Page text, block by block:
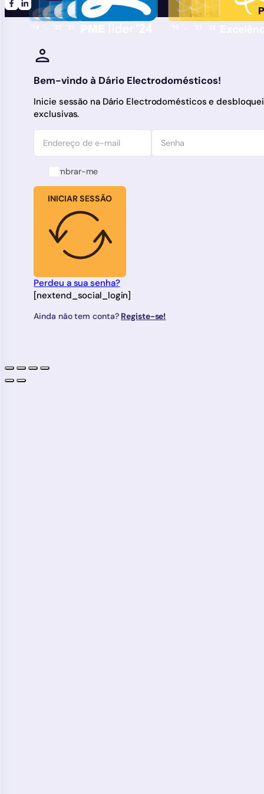
Siga-nos no Facebook
FSiga-nos no LinkedIn
Bem-vindo à Dário Electrodomésticos!
Inicie sessão na Dário Electrodomésticos e
exclusivas.
Lembrar-me
INICIAR SESSÃO
Perdeu a sua senha?
[nextend_social_login]
Ainda não tem conta? Registe-se!